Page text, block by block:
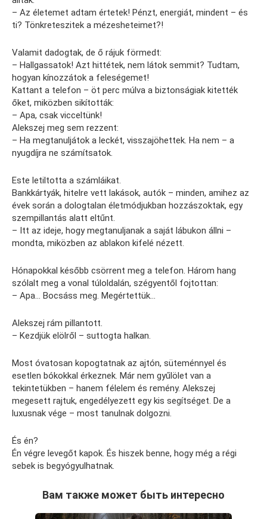
– Az életemet adtam értetek! Pénzt, energiát, mindent – és
ti? Tönkreteszitek a mézesheteimet?!
Valamit dadogtak, de ő rájuk förmedt:
– Hallgassatok! Azt hittétek, nem látok semmit? Tudtam,
hogyan kínozzátok a feleségemet!
Kattant a telefon – öt perc múlva a biztonságiak kitették
őket, miközben sikították:
– Apa, csak vicceltünk!
Alekszej meg sem rezzent:
– Ha megtanuljátok a leckét, visszajöhettek. Ha nem – a
nyugdíjra ne számítsatok.
Este letiltotta a számláikat.
Bankkártyák, hitelre vett lakások, autók – minden, amihez az
évek során a dologtalan életmódjukban hozzászoktak, egy
szempillantás alatt eltűnt.
– Itt az ideje, hogy megtanuljanak a saját lábukon állni –
mondta, miközben az ablakon kifelé nézett.
Hónapokkal később csörrent meg a telefon. Három hang
szólalt meg a vonal túloldalán, szégyentől fojtottan:
– Apa… Bocsáss meg. Megértettük…
Alekszej rám pillantott.
– Kezdjük elölről – suttogta halkan.
Most óvatosan kopogtatnak az ajtón, süteménnyel és
esetlen bókokkal érkeznek. Már nem gyűlölet van a
tekintetükben – hanem félelem és remény. Alekszej
megesett rajtuk, engedélyezett egy kis segítséget. De a
luxusnak vége – most tanulnak dolgozni.
És én?
Én végre levegőt kapok. És hiszek benne, hogy még a régi
sebek is begyógyulhatnak.
Вам также может быть интересно